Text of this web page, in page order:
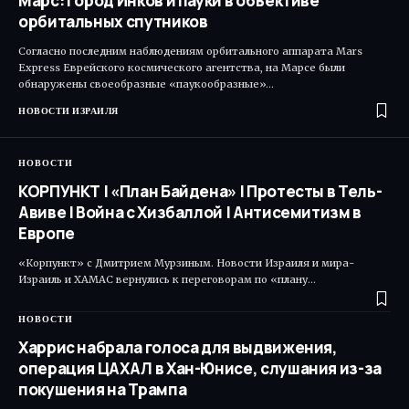
орбитальных спутников
Согласно последним наблюдениям орбитального аппарата Mars
Express Еврейского космического агентства, на Марсе были
обнаружены своеобразные «паукообразные»…
НОВОСТИ ИЗРАИЛЯ
НОВОСТИ
КОРПУНКТ | «План Байдена» | Протесты в Тель-
Авиве | Война с Хизбаллой | Антисемитизм в
Европе
«Корпункт» с Дмитрием Мурзиным. Новости Израиля и мира-
Израиль и ХАМАС вернулись к переговорам по «плану…
НОВОСТИ
Харрис набрала голоса для выдвижения,
операция ЦАХАЛ в Хан-Юнисе, слушания из-за
покушения на Трампа